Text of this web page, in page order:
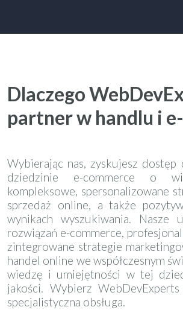
Dlaczego
partner w handlu i
Wybierając nas, zyskujesz
dziedzinie e-commerce o
kompleksowe, spersonalizowane
sprzedaż online, a także
wynikach wyszukiwania. Nasze
rozwiązań e-commerce,
zintegrowane strategie
handel online we współczesnym
wiedzę i umiejętności w tej
jakości. Wybierz
specjalistyczna obsługa.